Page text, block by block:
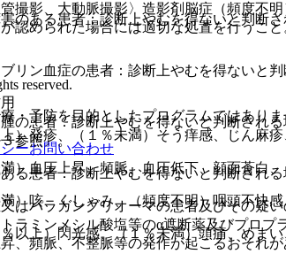
のある患者：診断上やむを得ないと判断
リン血症の患者：診断上やむを得ないと
の患者：診断上やむを得ないと判断され
参照〕。
る患者：診断上やむを得ないと判断され
はパラガングリオーマの患者及びその疑
ラミンメシル酸塩等のα遮断薬及びプロ
、頻脈、不整脈等の発作が起こるおそれが
撮影、大動脈撮影〉造影剤脳症（頻度不
認められた場合には適切な処置を行うこと
）発疹、（１％未満）そう痒感、じん麻疹
）血圧上昇、頻脈、血圧低下、顔面蒼白
）咳、くしゃみ、（頻度不明）咽頭不快
以上）閃光感、（１％未満）頭痛、めま
reserved.
・予防を目的としたプログラムではありま
ーお問い合わせ